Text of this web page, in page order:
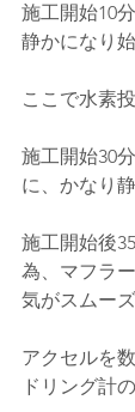
施工開始10
静かになり
ここで水素
施工開始30分
に、かなり
施工開始後
為、マフラ
気がスムー
アクセルを
ドリング計